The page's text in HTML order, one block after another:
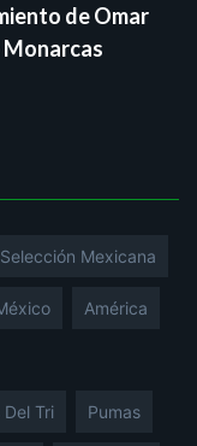
de Omar
Selección Mexicana
América
Del Tri Pumas